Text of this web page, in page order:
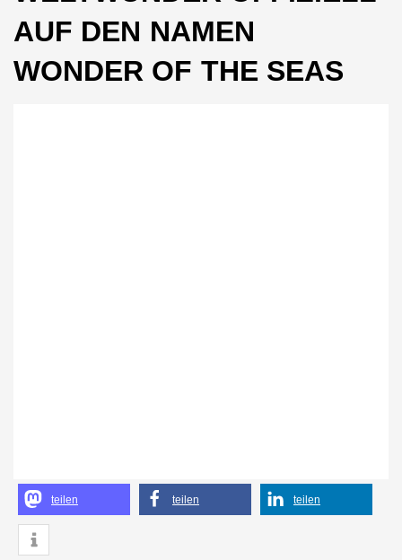
AUF DEN NAMEN
WONDER OF THE SEAS
teilen teilen teilen